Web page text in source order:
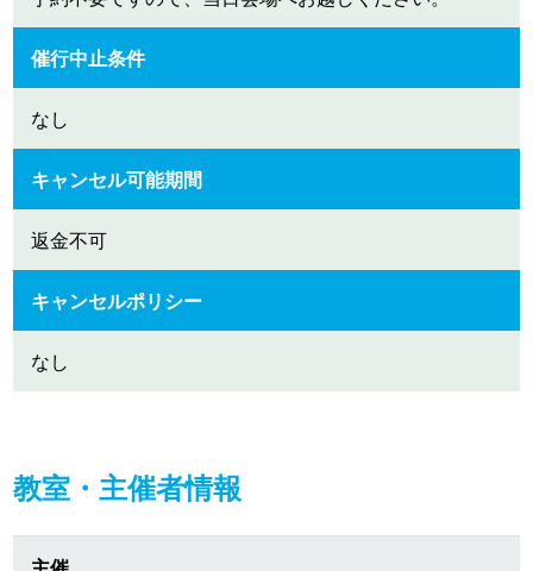
催行中止条件
なし
キャンセル可能期間
返金不可
キャンセルポリシー
なし
教室・主催者情報